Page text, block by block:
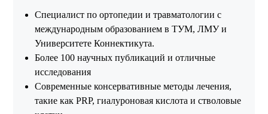
Специалист по ортопедии и травматологии с
международным образованием в ТУМ, ЛМУ и
Университете Коннектикута.
Более 100 научных публикаций и отличные
исследования
Современные консервативные методы лечения,
такие как PRP, гиалуроновая кислота и стволовые